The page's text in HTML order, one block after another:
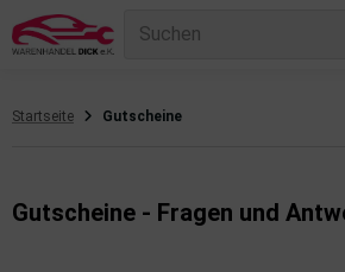
Suchen
Startseite Gutscheine
Gutscheine - Fragen und